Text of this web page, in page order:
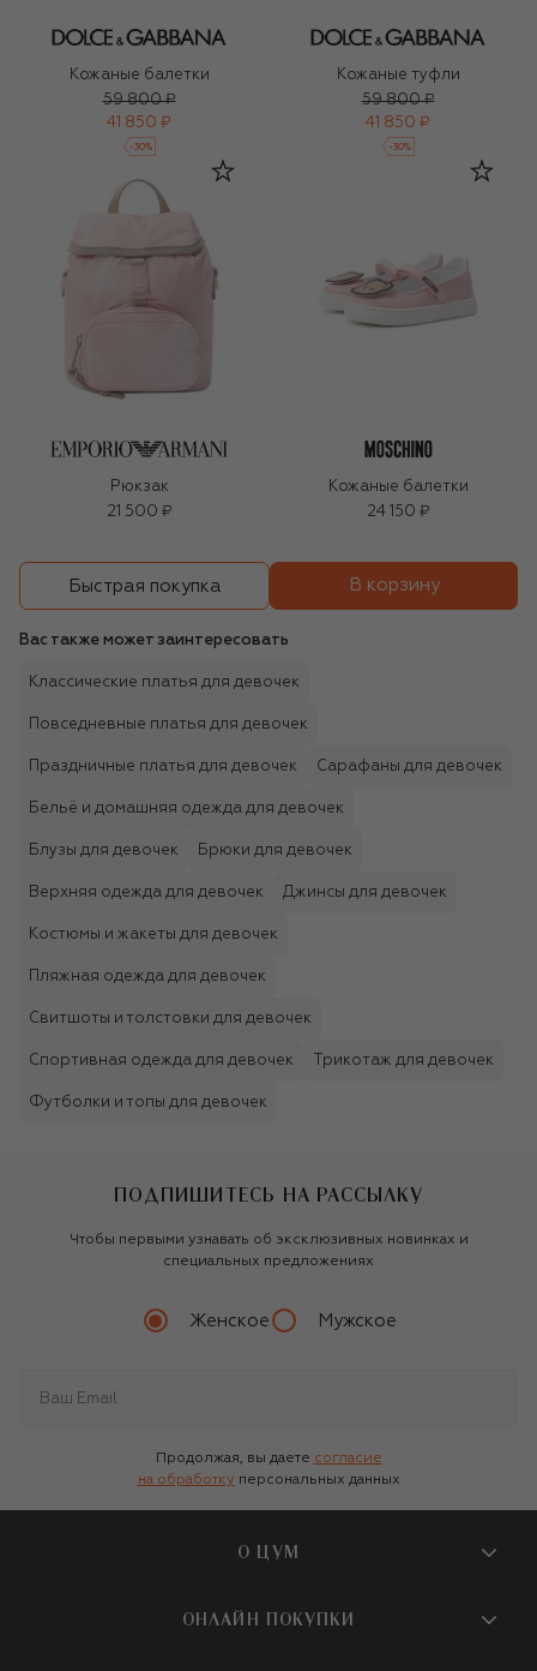
Кожаные балетки
59 800 ₽
41 850 ₽
-30%
Кожаные туфли
59 800 ₽
41 850 ₽
-30%
Рюкзак
21 500 ₽
Кожаные балетки
24 150 ₽
Быстрая покупка В корзину
Вас также может заинтересовать
Классические платья для девочек
Повседневные платья для девочек
Праздничные платья для девочек Сарафаны для девочек
Бельё и домашняя одежда для девочек
Блузы для девочек Брюки для девочек
Верхняя одежда для девочек Джинсы для девочек
Костюмы и жакеты для девочек
Пляжная одежда для девочек
Свитшоты и толстовки для девочек
Спортивная одежда для девочек Трикотаж для девочек
Футболки и топы для девочек
ПОДПИШИТЕСЬ НА РАССЫЛКУ
Чтобы первыми узнавать об эксклюзивных новинках и
специальных предложениях
Женское Мужское
Продолжая, вы даете согласие
на обработку персональных данных
О ЦУМ
О магазине
ОНЛАЙН ПОКУПКИ